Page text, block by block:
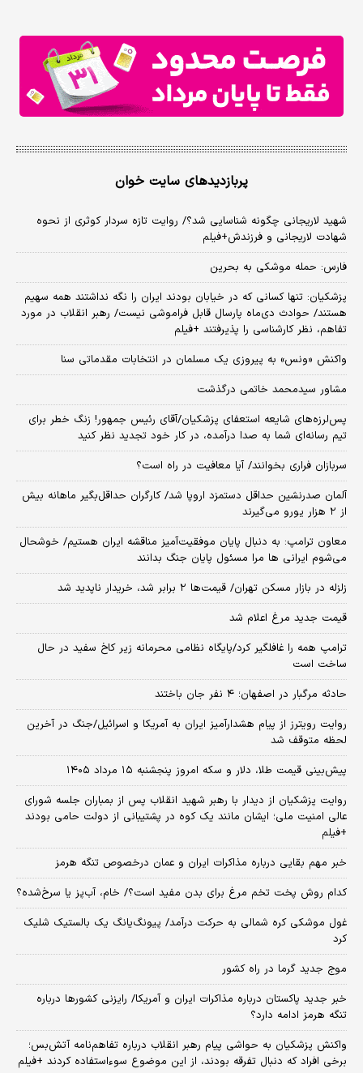
پربازدیدهای سایت خوان
شهید لاریجانی چگونه شناسایی شد؟/ روایت تازه سردار کوثری از نحوه
شهادت لاریجانی و فرزندش+فیلم
فارس: حمله موشکی به بحرین
پزشکیان: تنها کسانی که در خیابان بودند ایران را نگه نداشتند همه سهیم
هستند/ حوادث دی‌ماه پارسال قابل فراموشی نیست/ رهبر انقلاب در مورد
تفاهم، نظر کارشناسی را پذیرفتند +فیلم
واکنش «ونس» به پیروزی یک مسلمان در انتخابات مقدماتی سنا
مشاور سیدمحمد خاتمی درگذشت
پس‌لرزه‌های شایعه استعفای پزشکیان/آقای رئیس جمهور! زنگ خطر برای
تیم رسانه‌ای شما به صدا درآمده، در کار خود تجدید نظر کنید
سربازان فراری بخوانند/ آیا معافیت در راه است؟
آلمان صدرنشین حداقل دستمزد اروپا شد/ کارگران حداقل‌بگیر ماهانه بیش
از ۲ هزار یورو می‌گیرند
معاون ترامپ: به دنبال پایان موفقیت‌آمیز مناقشه ایران هستیم/ خوشحال
می‌شوم ایرانی ها مرا مسئول پایان جنگ بدانند
زلزله در بازار مسکن تهران/ قیمت‌ها ۲ برابر شد، خریدار ناپدید شد
قیمت جدید مرغ اعلام شد
ترامپ همه را غافلگیر کرد/پایگاه نظامی محرمانه زیر کاخ سفید در حال
ساخت است
حادثه مرگبار در اصفهان؛ ۴ نفر جان باختند
روایت رویترز از پیام هشدارآمیز ایران به آمریکا و اسرائیل/جنگ در آخرین
لحظه متوقف شد
پیش‌بینی قیمت طلا، دلار و سکه امروز پنجشنبه ۱۵ مرداد ۱۴۰۵
روایت پزشکیان از دیدار با رهبر شهید انقلاب پس از بمباران جلسه شورای
عالی امنیت ملی؛ ایشان مانند یک کوه در پشتیبانی از دولت حامی بودند
+فیلم
خبر مهم بقایی درباره مذاکرات ایران و عمان درخصوص تنگه هرمز
کدام روش پخت تخم مرغ برای بدن مفید است؟/ خام، آب‌پز یا سرخ‌شده؟
غول موشکی کره شمالی به حرکت درآمد/ پیونگ‌یانگ یک بالستیک شلیک
کرد
موج جدید گرما در راه کشور
خبر جدید پاکستان درباره مذاکرات ایران و آمریکا/ رایزنی کشورها درباره
تنگه هرمز ادامه دارد؟
واکنش پزشکیان به حواشی پیام رهبر انقلاب درباره تفاهم‌نامه آتش‌بس؛
برخی افراد که دنبال تفرقه بودند، از این موضوع سوءاستفاده کردند +فیلم